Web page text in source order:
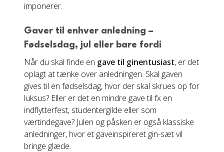
imponerer.
Gaver til enhver anledning –
Fødselsdag, jul eller bare fordi
Når du skal finde en gave til ginentusiast, er det
oplagt at tænke over anledningen. Skal gaven
gives til en fødselsdag, hvor der skal skrues op for
luksus? Eller er det en mindre gave til fx en
indflytterfest, studentergilde eller som
værtindegave? Julen og påsken er også klassiske
anledninger, hvor et gaveinspireret gin-sæt vil
bringe glæde.